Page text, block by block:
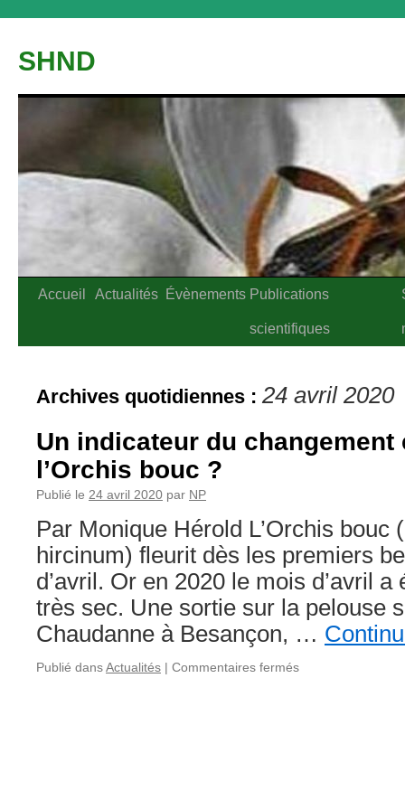
contenu
SHND
Accueil Actualités Évènements Publications
scientifiques
Archives quotidiennes : 24 avril 2020
Un indicateur du changement
l’Orchis bouc ?
Publié le 24 avril 2020 par NP
Par Monique Hérold L’Orchis bouc
hircinum) fleurit dès les premiers
d’avril. Or en 2020 le mois d’avril
très sec. Une sortie sur la pelouse
Chaudanne à Besançon, …
Publié dansActualités | Commentaires ferméssur